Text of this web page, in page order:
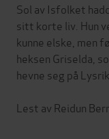
Sol av Isfolket
sitt korte liv. Hun
kunne elske, men
heksen Griselda,
hevne seg på